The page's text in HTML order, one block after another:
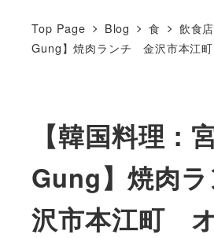
Top Page Blog 食 飲食店
Gung】焼肉ランチ 金沢市本江
【韓国料理：
Gung】焼肉
沢市本江町